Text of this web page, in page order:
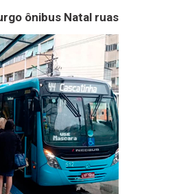
ônibus Natal ruas